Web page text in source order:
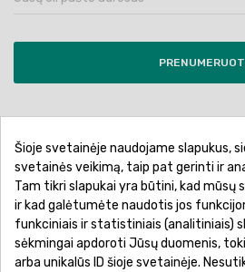
Pirkimo sąlygos ir taisyklės
Garantinis aptarnavimas
Prekių grąžinimas
Šioje svetainėje naudojame slapukus,
svetainės veikimą, taip pat gerinti ir
Tam tikri slapukai yra būtini, kad
ir kad galėtumėte naudotis jos
funkciniais ir statistiniais (analitiniais)
sėkmingai apdoroti Jūsų duomenis,
arba unikalūs ID šioje svetainėje.